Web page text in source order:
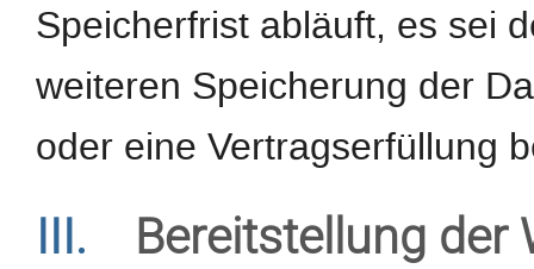
Speicherfrist abläuft, es sei
weiteren Speicherung der
oder eine Vertragserfüllung
III.
Bereitstellung der